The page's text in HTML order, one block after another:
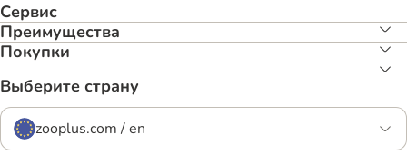
Сервис
Преимуществa
Покупки
Выберите страну
zooplus.com / en